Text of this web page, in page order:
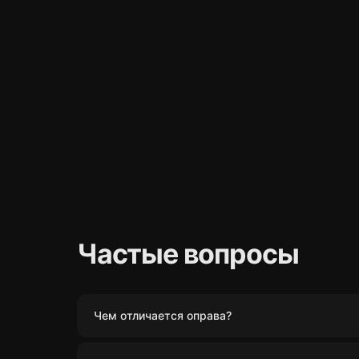
Частые вопросы
Чем отличается оправа?